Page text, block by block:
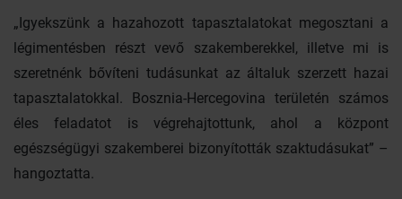
„Igyekszünk a hazahozott tapasztalatokat megosztani a
légimentésben részt vevő szakemberekkel, illetve mi is
szeretnénk bővíteni tudásunkat az általuk szerzett hazai
tapasztalatokkal. Bosznia-Hercegovina területén számos
éles feladatot is végrehajtottunk, ahol a központ
egészségügyi szakemberei bizonyították szaktudásukat” –
hangoztatta.